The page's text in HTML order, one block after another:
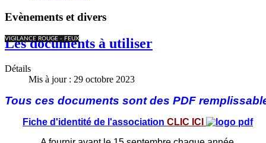
Evènements et divers
VIGILANCE ROUGE - FEUX
Les documents à utiliser
Détails
Mis à jour : 29 octobre 2023
Tous ces documents sont des PDF
Fiche d'identité de l'association CLIC ICI